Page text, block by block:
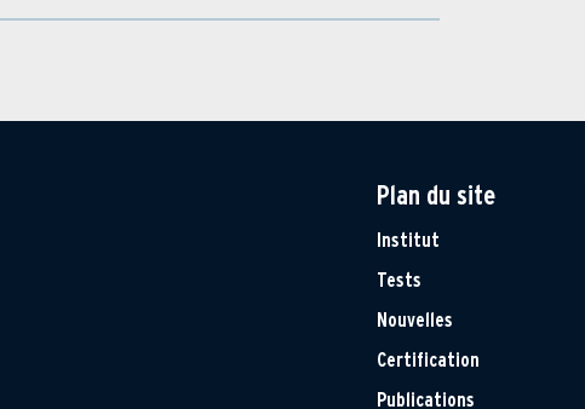
Plan du site
Institut
Tests
Nouvelles
Certification
Publications